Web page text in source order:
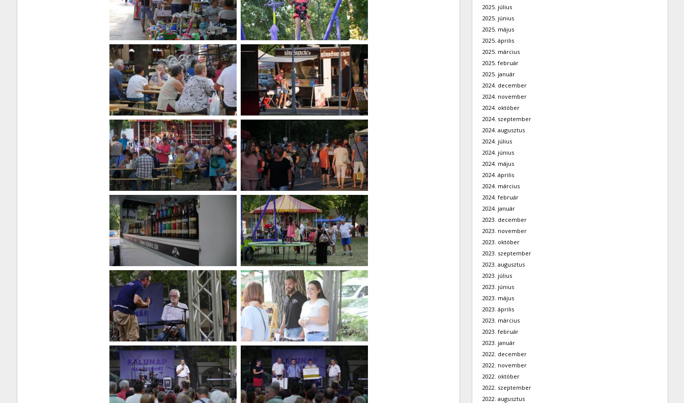
2025. július
2025. június
2025. május
2025. április
2025. március
2025. február
2025. január
2024. december
2024. november
2024. október
2024. szeptember
2024. augusztus
2024. július
2024. június
2024. május
2024. április
2024. március
2024. február
2024. január
2023. december
2023. november
2023. október
2023. szeptember
2023. augusztus
2023. július
2023. június
2023. május
2023. április
2023. március
2023. február
2023. január
2022. december
2022. november
2022. október
2022. szeptember
2022. augusztus